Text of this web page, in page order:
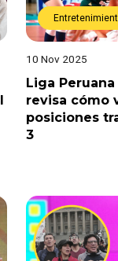
10 Nov 2025
Liga
revisa cómo
posiciones
3